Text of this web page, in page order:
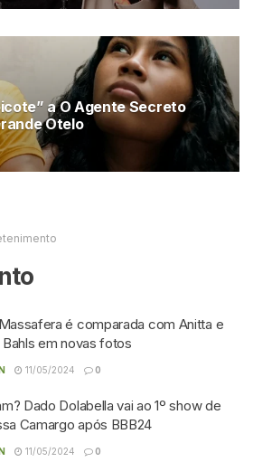
a O Agente Secreto
Otelo
é comparada com Anitta e
em novas fotos
11/05/2024 0
Dado Dolabella vai ao 1º show de
Camargo após BBB24
11/05/2024 0